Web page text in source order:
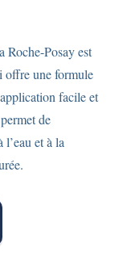
Roche-Posay est
offre une formule
facile et
de
l’eau et à la